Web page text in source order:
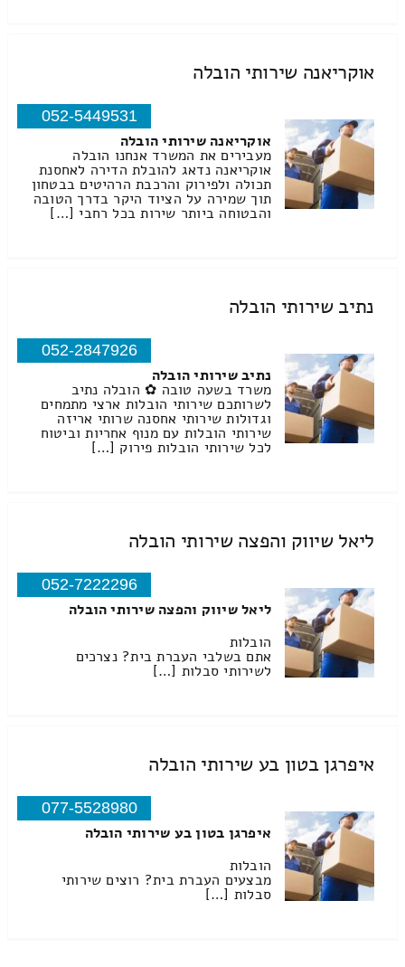
אוקריאנה שירותי הובלה
052-5449531
אוקריאנה שירותי הובלה
מעבירים את המשרד אנחנו הובלה
אוקריאנה נדאג להובלת הדירה לאחסנת
תכולה ולפירוק והרכבת הרהיטים בבטחון
תוך שמירה על הציוד היקר בדרך הטובה
והבטוחה ביותר שירות בכל רחבי […]
נתיב שירותי הובלה
052-2847926
נתיב שירותי הובלה
משרד בשעה טובה ✿ הובלה נתיב
לשרותכם שירותי הובלות ארצי מתמחים
וגדולות שירותי אחסנה שרותי אריזה
שירותי הובלות עם מנוף אחריות וביטוח
לכל שירותי הובלות פירוק […]
ליאל שיווק והפצה שירותי הובלה
052-7222296
ליאל שיווק והפצה שירותי הובלה
הובלות
אתם בשלבי העברת בית? נצרכים
לשירותי סבלות […]
איפרגן בטון בע שירותי הובלה
077-5528980
איפרגן בטון בע שירותי הובלה
הובלות
מבצעים העברת בית? רוצים שירותי
סבלות […]